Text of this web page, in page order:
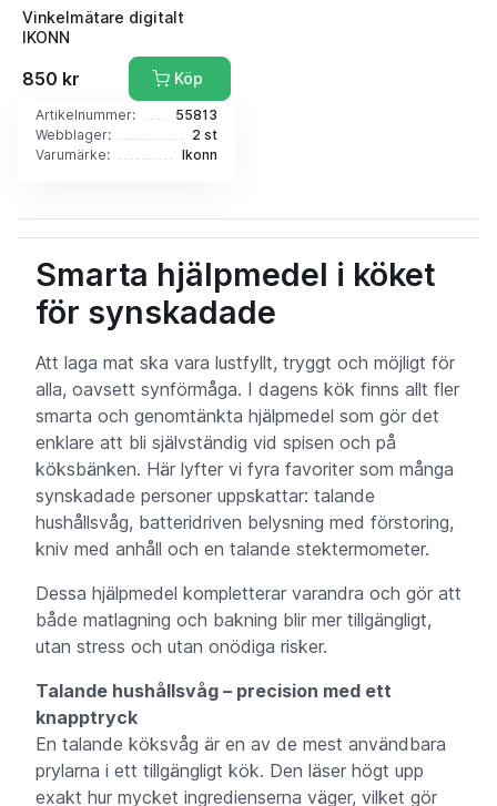
Vinkelmätare digitalt
IKONN
850 kr Köp
Artikelnummer:
55813
Webblager:
2 st
Varumärke:
Ikonn
Smarta hjälpmedel i köket
för synskadade
Att laga mat ska vara lustfyllt, tryggt och möjligt för
alla, oavsett synförmåga. I dagens kök finns allt fler
smarta och genomtänkta hjälpmedel som gör det
enklare att bli självständig vid spisen och på
köksbänken. Här lyfter vi fyra favoriter som många
synskadade personer uppskattar: talande
hushållsvåg, batteridriven belysning med förstoring,
kniv med anhåll och en talande stektermometer.
Dessa hjälpmedel kompletterar varandra och gör att
både matlagning och bakning blir mer tillgängligt,
utan stress och utan onödiga risker.
Talande hushållsvåg – precision med ett
knapptryck
En talande köksvåg är en av de mest användbara
prylarna i ett tillgängligt kök. Den läser högt upp
exakt hur mycket ingredienserna väger, vilket gör